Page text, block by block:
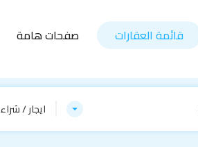
قائمة العقارات صفحات هامة
ايجار / شراء